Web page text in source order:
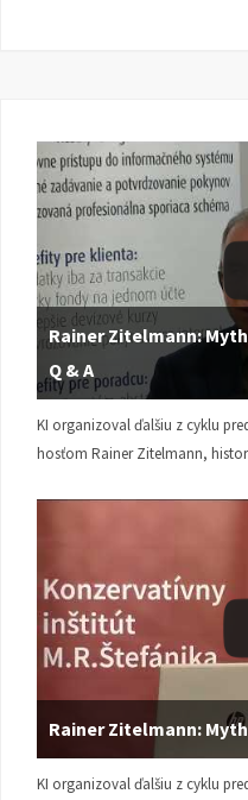
Rainer Zitelmann:
Q & A
KI organizoval ďalšiu z cyklu
hosťom Rainer Zitelmann,
Rainer Zitelmann:
KI organizoval ďalšiu z cyklu